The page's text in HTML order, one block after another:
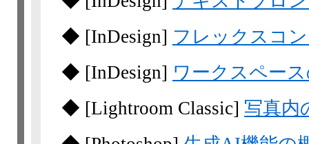
◆ [InDesign] フレックスコ
◆ [InDesign] ワークスペー
◆ [Lightroom Classic] 写真内